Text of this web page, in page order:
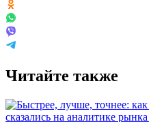
Читайте также